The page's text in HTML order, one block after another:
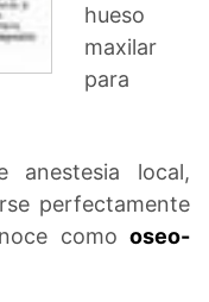
hueso
maxilar
para
anestesia local,
perfectamente
como oseo-